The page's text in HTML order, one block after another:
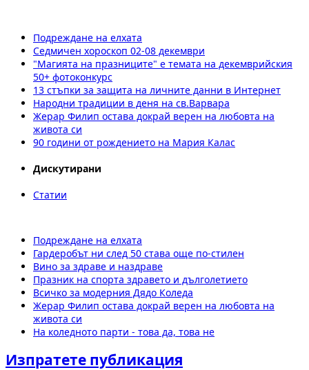
Подреждане на елхата
Седмичен хороскоп 02-08 декември
"Магията на празниците" е темата на декемврийския
50+ фотоконкурс
13 стъпки за защита на личните данни в Интернет
Народни традиции в деня на св.Варвара
Жерар Филип остава докрай верен на любовта на
живота си
90 години от рождението на Мария Калас
Дискутирани
Статии
Подреждане на елхата
Гардеробът ни след 50 става още по-стилен
Вино за здраве и наздраве
Празник на спорта здравето и дълголетието
Всичко за модерния Дядо Коледа
Жерар Филип остава докрай верен на любовта на
живота си
На коледното парти - това да, това не
Изпратете публикация